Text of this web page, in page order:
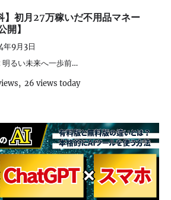
】初月27万稼いだ不用品マネー
】
年9月3日
明るい未来へ一歩前…
26 views today